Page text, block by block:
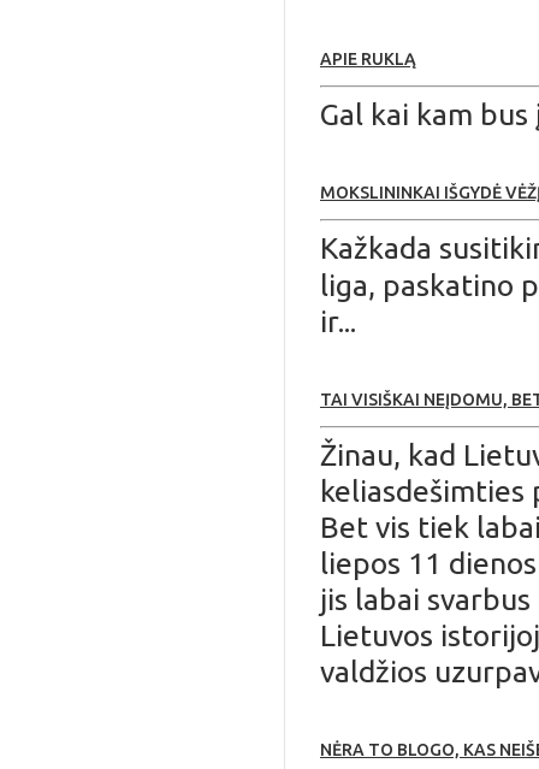
APIE RUKLĄ
Gal kai kam
MOKSLININKAI IŠGYDĖ
Kažkada
liga, paskatino
ir...
TAI VISIŠKAI NEĮDOMU,
Žinau, kad
keliasdešimties
Bet vis tiek
liepos 11
jis labai
Lietuvos
valdžios
NĖRA TO BLOGO, KAS